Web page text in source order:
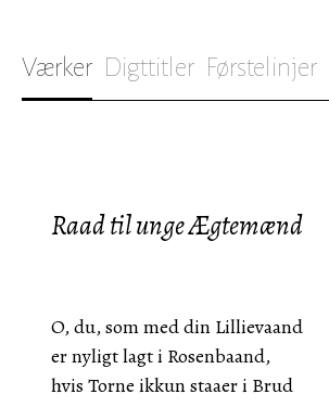
Værker Digttitler Førstelinjer
Raad til unge Ægtemænd
O, du, som med din Lillievaand
er nyligt lagt i Rosenbaand,
hvis Torne ikkun staaer i Brud